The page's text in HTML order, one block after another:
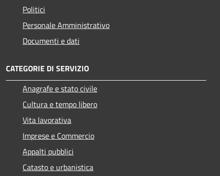
Politici
Personale Amministrativo
Documenti e dati
CATEGORIE DI SERVIZIO
Anagrafe e stato civile
Cultura e tempo libero
Vita lavorativa
Imprese e Commercio
Appalti pubblici
Catasto e urbanistica